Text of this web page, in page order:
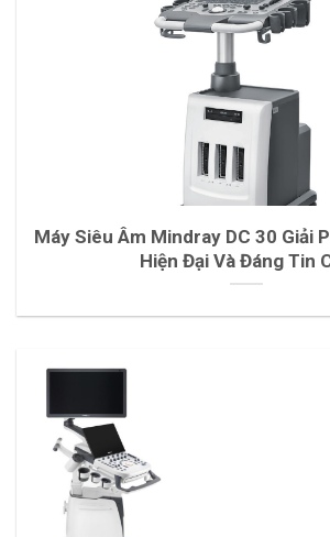
Máy Siêu Âm Mindray DC 30 Giải
Hiện Đại Và Đáng Tin